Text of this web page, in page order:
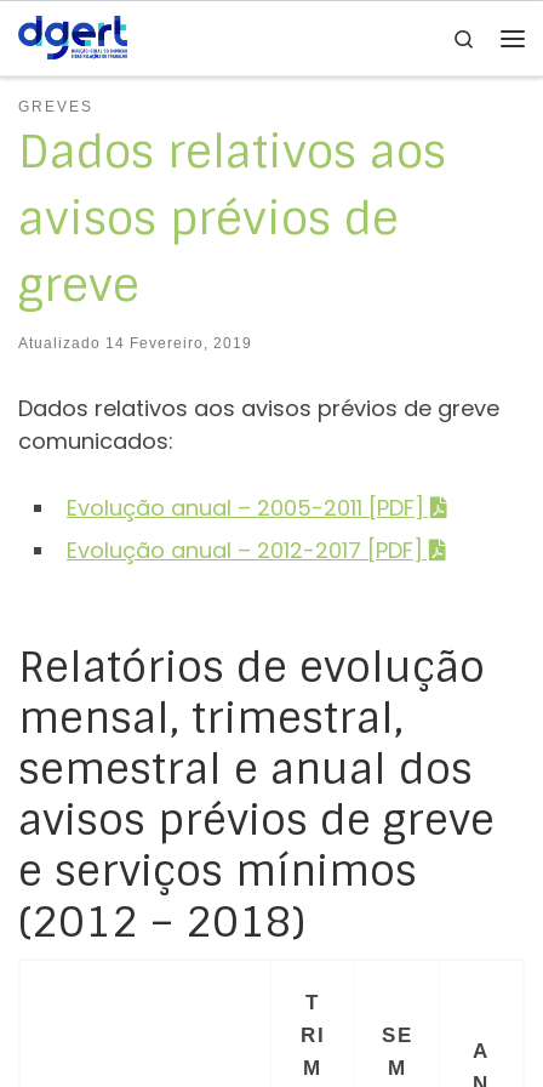
Skip to content
Search
GREVES
Dados relativos aos
avisos prévios de
greve
Atualizado 14 Fevereiro, 2019
Dados relativos aos avisos prévios de greve
comunicados:
Evolução anual – 2005-2011 [PDF]
Evolução anual – 2012-2017 [PDF]
Relatórios de evolução
mensal, trimestral,
semestral e anual dos
avisos prévios de greve
e serviços mínimos
(2012 – 2018)
T
RI
M
SE
M
A